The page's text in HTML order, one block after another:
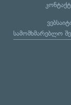
სამომხმარებლო